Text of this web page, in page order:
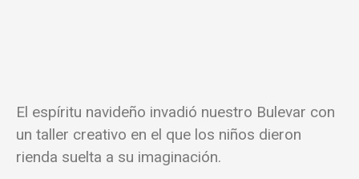
El espíritu navideño invadió nuestro Bulevar con
un taller creativo en el que los niños dieron
rienda suelta a su imaginación.